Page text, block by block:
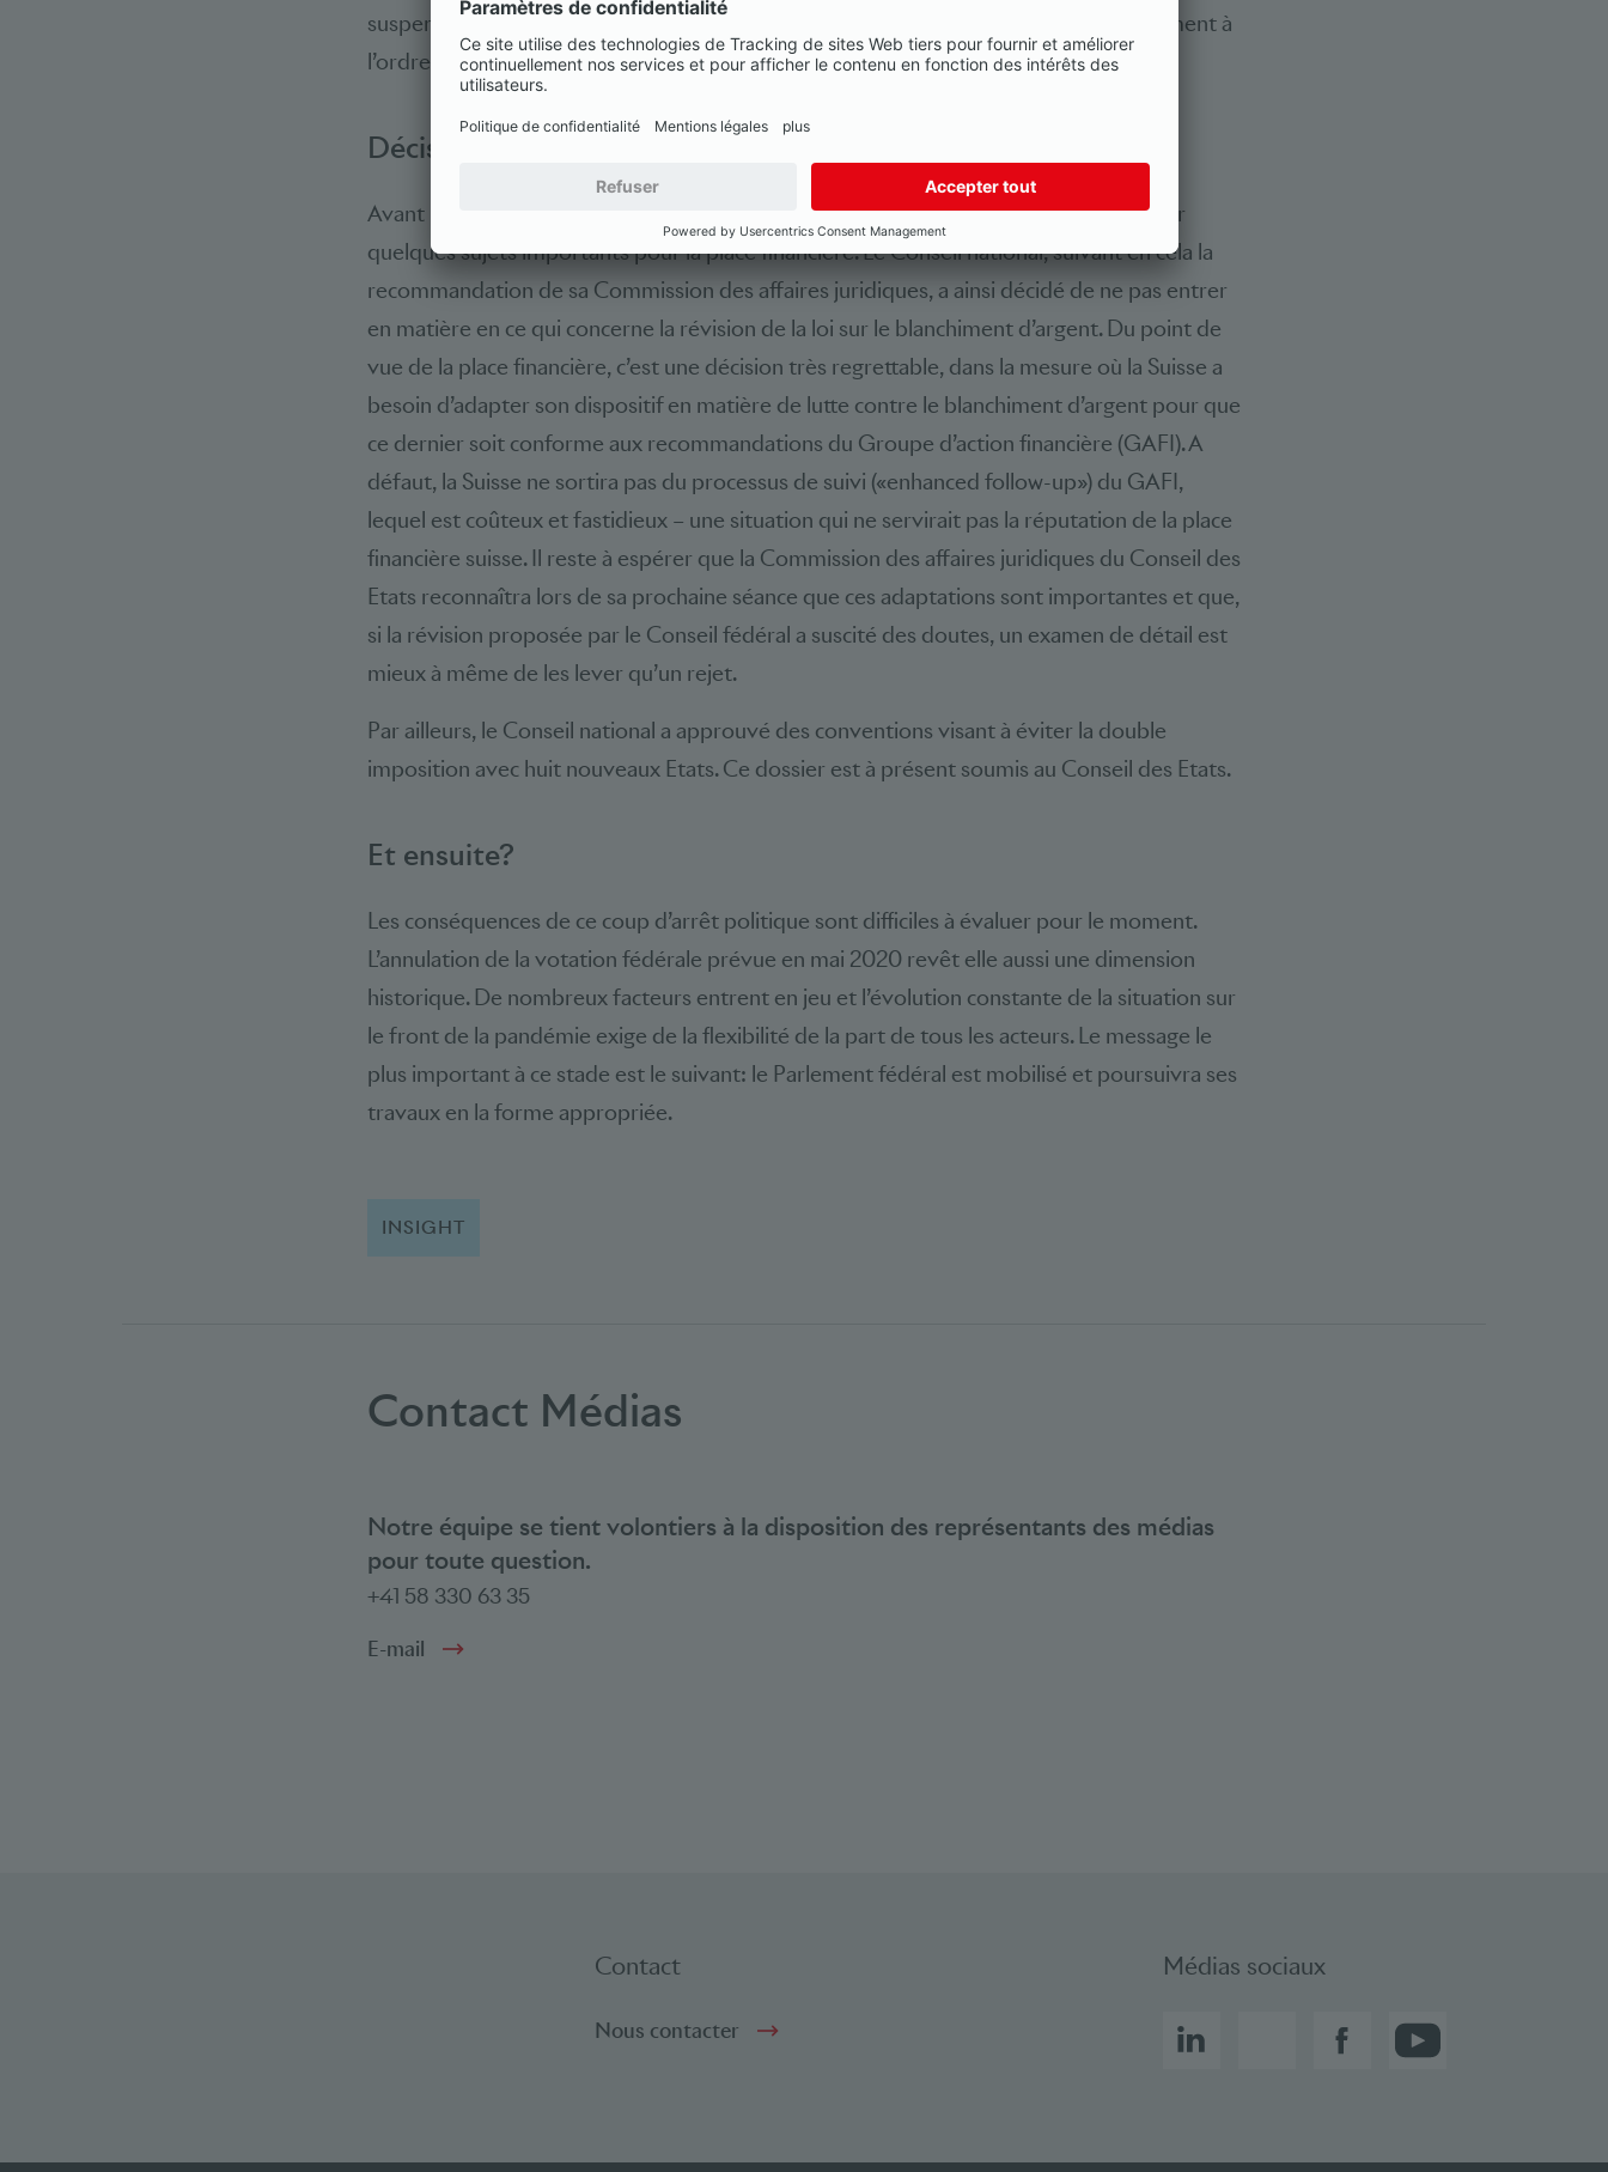
suspension de la session de printemps ne seront toutefois pas inscrits automatiquement à
l’ordre du jour de la session extraordinaire.
Décisions prises
Avant la suspension de la session, les Chambres fédérales ont eu le temps d’examiner
quelques sujets importants pour la place financière. Le Conseil national, suivant en cela la
recommandation de sa Commission des affaires juridiques, a ainsi décidé de ne pas entrer
en matière en ce qui concerne la révision de la loi sur le blanchiment d’argent. Du point de
vue de la place financière, c’est une décision très regrettable, dans la mesure où la Suisse a
besoin d’adapter son dispositif en matière de lutte contre le blanchiment d’argent pour que
ce dernier soit conforme aux recommandations du Groupe d’action financière (GAFI). A
défaut, la Suisse ne sortira pas du processus de suivi («enhanced follow-up») du GAFI,
lequel est coûteux et fastidieux – une situation qui ne servirait pas la réputation de la place
financière suisse. Il reste à espérer que la Commission des affaires juridiques du Conseil des
Etats reconnaîtra lors de sa prochaine séance que ces adaptations sont importantes et que,
si la révision proposée par le Conseil fédéral a suscité des doutes, un examen de détail est
mieux à même de les lever qu’un rejet.
Par ailleurs, le Conseil national a approuvé des conventions visant à éviter la double
imposition avec huit nouveaux Etats. Ce dossier est à présent soumis au Conseil des Etats.
Et ensuite?
Les conséquences de ce coup d’arrêt politique sont difficiles à évaluer pour le moment.
L’annulation de la votation fédérale prévue en mai 2020 revêt elle aussi une dimension
historique. De nombreux facteurs entrent en jeu et l’évolution constante de la situation sur
le front de la pandémie exige de la flexibilité de la part de tous les acteurs. Le message le
plus important à ce stade est le suivant: le Parlement fédéral est mobilisé et poursuivra ses
travaux en la forme appropriée.
INSIGHT
Contact Médias
Notre équipe se tient volontiers à la disposition des représentants des médias
pour toute question.
+41 58 330 63 35
E-mail
Contact
Nous contacter
Social bookmarks
Médias sociaux